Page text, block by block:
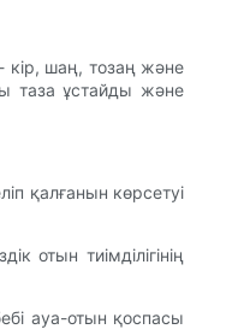
кір, шаң, тозаң және
таза ұстайды және
қалғанын көрсетуі
отын тиімділігінің
ауа-отын қоспасы